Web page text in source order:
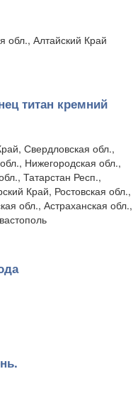
обл., Алтайский Край
титан кремний
Свердловская обл.,
Нижегородская обл.,
Татарстан Респ.,
Край, Ростовская обл.,
обл., Астраханская обл.,